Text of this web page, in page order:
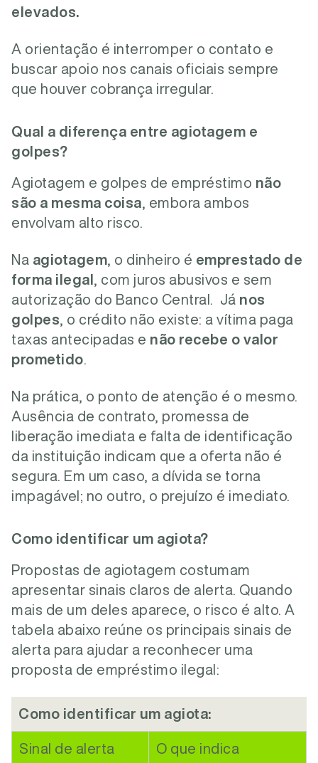
elevados.
A orientação é interromper o contato e
buscar apoio nos canais oficiais sempre
que houver cobrança irregular.
Qual a diferença entre agiotagem e
golpes?
Agiotagem e golpes de empréstimo não
são a mesma coisa , embora ambos
envolvam alto risco.
Na agiotagem , o dinheiro é emprestado de
forma ilegal
, com juros abusivos e sem
autorização do Banco Central. Já nos
golpes , o crédito não existe: a vítima paga
taxas antecipadas e não recebe o valor
prometido
Na prática, o ponto de atenção é o mesmo.
Ausência de contrato, promessa de
liberação imediata e falta de identificação
da instituição indicam que a oferta não é
segura. Em um caso, a dívida se torna
impagável; no outro, o prejuízo é imediato.
Como identificar um agiota?
Propostas de agiotagem costumam
apresentar sinais claros de alerta. Quando
mais de um deles aparece, o risco é alto. A
tabela abaixo reúne os principais sinais de
alerta para ajudar a reconhecer uma
proposta de empréstimo ilegal:
Como identificar um agiota:
Sinal de alerta O que indica